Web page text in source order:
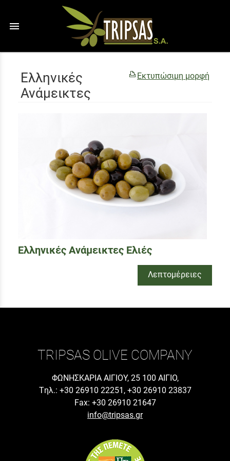
menu
Εκτυπώσιμη μορφή
Ελληνικές
Ανάμεικτες
Eλληνικές Ανάμεικτες Ελιές
Λεπτομέρειες
TRIPSAS OLIVE COMPANY
ΦΩΝΗΣΚΑΡΙΑ ΑΙΓΙΟΥ, 25 100 ΑΙΓΙΟ,
Tηλ.: +30 26910 22251, +30 26910 23837
Fax: +30 26910 21647
info@tripsas.gr